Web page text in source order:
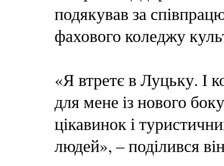
подякував за
фахового коледжу
«Я втретє в Луцьку. І
для мене із нового
цікавинок і
людей», – поділився